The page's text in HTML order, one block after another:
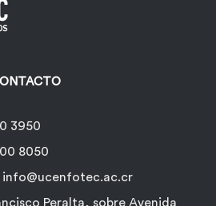
3950
8050
info@ucenfotec.ac.cr
Peralta, sobre Avenida